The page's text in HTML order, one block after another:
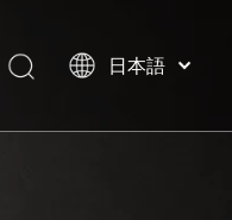
日本語
العربية